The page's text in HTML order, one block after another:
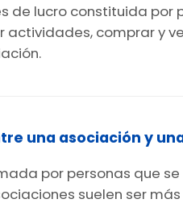
de lucro constituida
actividades, comprar y
una asociación y
por personas que
suelen ser